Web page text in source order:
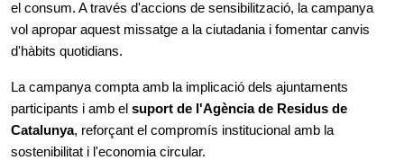
el consum. A través d'accions de sensibilització, la campanya
vol apropar aquest missatge a la ciutadania i fomentar canvis
d'hàbits quotidians.
La campanya compta amb la implicació dels ajuntaments
participants i amb el suport de l'Agència de Residus de
Catalunya, reforçant el compromís institucional amb la
sostenibilitat i l'economia circular.